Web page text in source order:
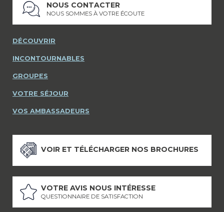
NOUS CONTACTER
NOUS SOMMES À VOTRE ÉCOUTE
DÉCOUVRIR
INCONTOURNABLES
GROUPES
VOTRE SÉJOUR
VOS AMBASSADEURS
VOIR ET TÉLÉCHARGER NOS BROCHURES
VOTRE AVIS NOUS INTÉRESSE
QUESTIONNAIRE DE SATISFACTION